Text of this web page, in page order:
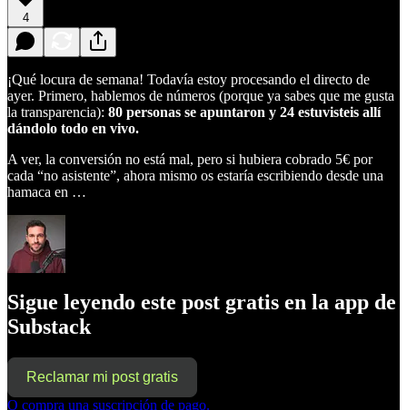
4
¡Qué locura de semana! Todavía estoy procesando el directo de
ayer. Primero, hablemos de números (porque ya sabes que me gusta
la transparencia): 80 personas se apuntaron y 24 estuvisteis allí
dándolo todo en vivo.
A ver, la conversión no está mal, pero si hubiera cobrado 5€ por
cada “no asistente”, ahora mismo os estaría escribiendo desde una
hamaca en …
Sigue leyendo este post gratis en la app de
Substack
Reclamar mi post gratis
O compra una suscripción de pago.